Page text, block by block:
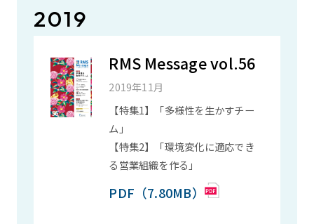
2019
RMS Message vol.56
2019年11月
【特集1】「多様性を生かすチー
ム」
【特集2】「環境変化に適応でき
る営業組織を作る」
PDF（7.80MB）